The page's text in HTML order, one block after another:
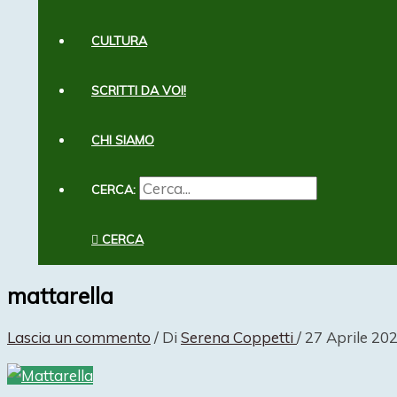
CULTURA
SCRITTI DA VOI!
CHI SIAMO
CERCA:
CERCA
mattarella
Lascia un commento / Di Serena Coppetti/ 27 Aprile